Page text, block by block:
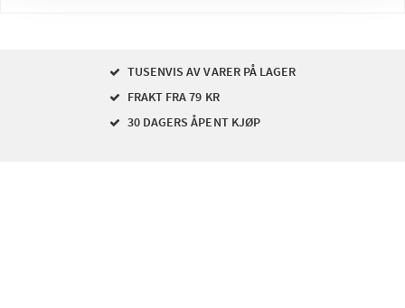
TUSENVIS AV VARER PÅ LAGER
FRAKT FRA 79 KR
30 DAGERS ÅPENT KJØP